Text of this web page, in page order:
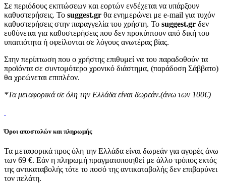
Σε περιόδους εκπτώσεων και εορτών ενδέχεται να υπάρξουν
καθυστερήσεις. Το suggest.gr θα ενημερώνει με e-mail για τυχόν
καθυστερήσεις στην παραγγελία του χρήστη. Το suggest.gr δεν
ευθύνεται για καθυστερήσεις που δεν προκύπτουν από δική του
υπαιτιότητα ή οφείλονται σε λόγους ανωτέρας βίας.
Στην περίπτωση που ο χρήστης επιθυμεί να του παραδοθούν τα
προϊόντα σε συντομότερο χρονικό διάστημα, (παράδοση Σάββατο)
θα χρεώνεται επιπλέον.
*Τα μεταφορικά σε όλη την Ελλάδα είναι δωρεάν.(άνω των 100€)
Όροι αποστολών και πληρωμής
Τα μεταφορικά προς όλη την Ελλάδα είναι δωρεάν για αγορές άνω
των 69 €. Εάν η πληρωμή πραγματοποιηθεί με άλλο τρόπος εκτός
της αντικαταβολής τότε το ποσό της αντικαταβολής δεν επιβαρύνει
τον πελάτη.